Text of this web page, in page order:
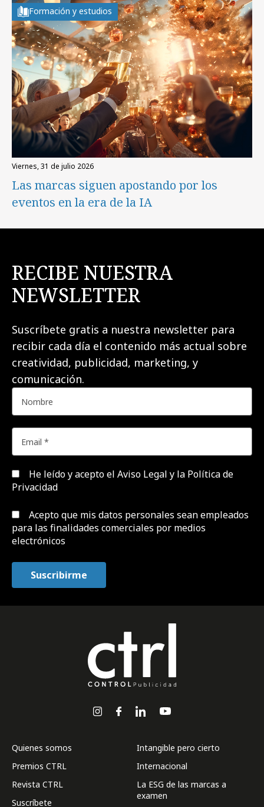
Formación y estudios
viernes, 31 de julio 2026
Las marcas siguen apostando por los
eventos en la era de la IA
RECIBE NUESTRA
NEWSLETTER
Suscríbete gratis a nuestra newsletter para
recibir cada día el contenido más actual sobre
creatividad, publicidad, marketing, y
comunicación.
He leído y acepto el Aviso Legal y la Política de
Privacidad
Acepto que mis datos personales sean empleados
para las finalidades comerciales por medios
electrónicos
Quienes somos
Premios CTRL
Revista CTRL
Suscríbete
Intangible pero cierto
Internacional
La ESG de las marcas a
examen